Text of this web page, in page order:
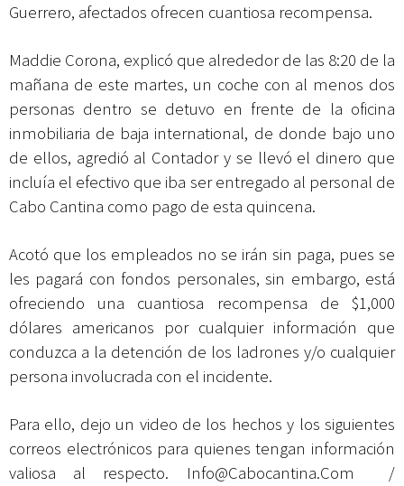
Guerrero, afectados ofrecen cuantiosa recompensa.
Maddie Corona, explicó que alrededor de las 8:20 de la
mañana de este martes, un coche con al menos dos
personas dentro se detuvo en frente de la oficina
inmobiliaria de baja international, de donde bajo uno
de ellos, agredió al Contador y se llevó el dinero que
incluía el efectivo que iba ser entregado al personal de
Cabo Cantina como pago de esta quincena.
Acotó que los empleados no se irán sin paga, pues se
les pagará con fondos personales, sin embargo, está
ofreciendo una cuantiosa recompensa de $1,000
dólares americanos por cualquier información que
conduzca a la detención de los ladrones y/o cualquier
persona involucrada con el incidente.
Para ello, dejo un video de los hechos y los siguientes
correos electrónicos para quienes tengan información
valiosa al respecto.
Info@Cabocantina.Com /